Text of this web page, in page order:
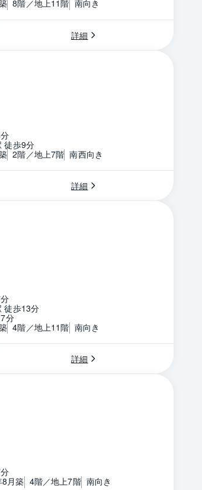
8階／地上11階 南向き
詳細
徒歩9分
2階／地上7階 南西向き
詳細
徒歩13分
分
4階／地上11階 南向き
詳細
月築 4階／地上7階 南向き